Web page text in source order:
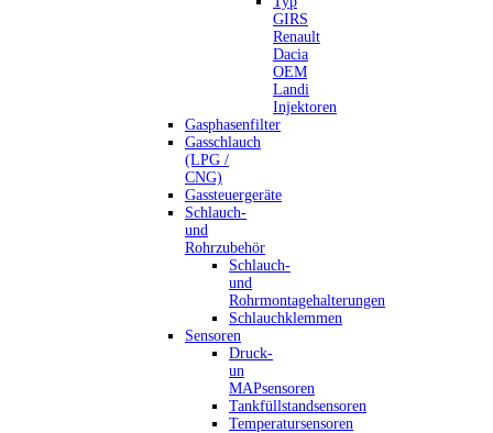
GIRS
Renault
Dacia
OEM
Landi
Injektoren
Gasphasenfilter
Gasschlauch
(LPG /
CNG)
Gassteuergeräte
Schlauch-
und
Rohrzubehör
Schlauch-
und
Rohrmontagehalterungen
Schlauchklemmen
Sensoren
Druck-
un
MAPsensoren
Tankfüllstandsensoren
Temperatursensoren